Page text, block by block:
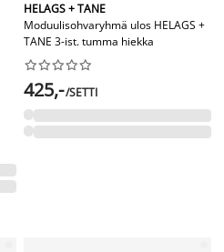
HELAGS + TANE
Moduulisohvaryhmä ulos HELAGS +
TANE 3-ist. tumma hiekka






425,-/SETTI